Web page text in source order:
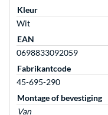
Kleur
Wit
EAN
0698833092059
Fabrikantcode
45-695-290
Montage of bevestiging
Van